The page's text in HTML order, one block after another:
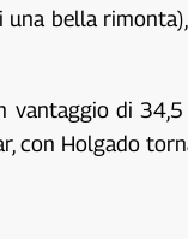
bella
di
con Holgado